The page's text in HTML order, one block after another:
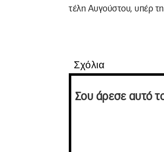
τέλη Αυγούστου, υπέρ
Σχόλια
Σου άρεσε αυτό